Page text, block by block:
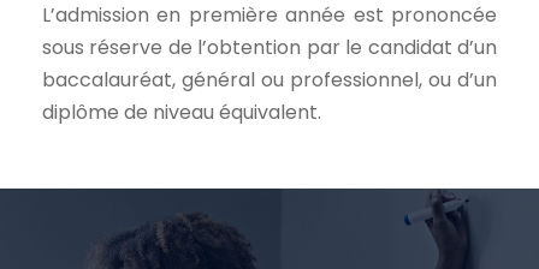
L’admission en première année est prononcée
sous réserve de l’obtention par le candidat d’un
baccalauréat, général ou professionnel, ou d’un
diplôme de niveau équivalent.